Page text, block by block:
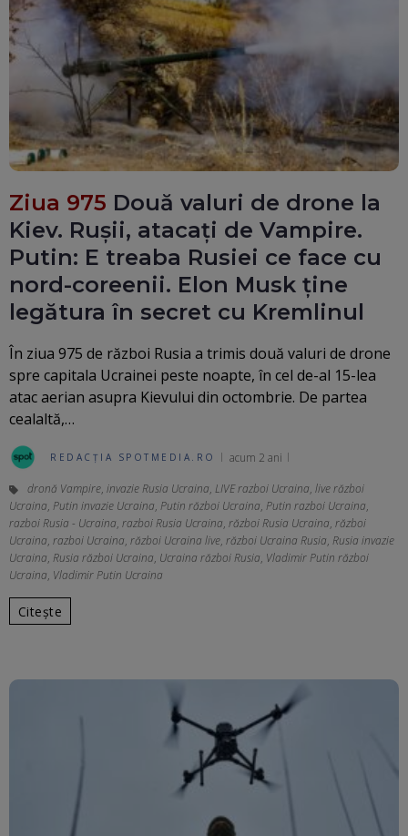
Ziua 975 Două valuri de drone la
Kiev. Rușii, atacați de Vampire.
Putin: E treaba Rusiei ce face cu
nord-coreenii. Elon Musk ține
legătura în secret cu Kremlinul
În ziua 975 de război Rusia a trimis două valuri de drone
spre capitala Ucrainei peste noapte, în cel de-al 15-lea
atac aerian asupra Kievului din octombrie. De partea
cealaltă,…
REDACȚIA SPOTMEDIA.RO acum 2 ani
dronă Vampire, invazie Rusia Ucraina, LIVE razboi Ucraina, live război
Ucraina, Putin invazie Ucraina, Putin război Ucraina, Putin razboi Ucraina,
razboi Rusia - Ucraina, razboi Rusia Ucraina, război Rusia Ucraina, război
Ucraina, razboi Ucraina, război Ucraina live, război Ucraina Rusia, Rusia invazie
Ucraina, Rusia război Ucraina, Ucraina război Rusia, Vladimir Putin război
Ucraina, Vladimir Putin Ucraina
Citește